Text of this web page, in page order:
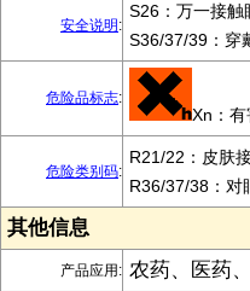
安全说明 :
S26：万一接触
S36/37/39：穿
危险品标志:
Xn：
危险类别码:
R21/22：皮肤
R36/37/38：对
其他信息
产品应用: 农药、医药